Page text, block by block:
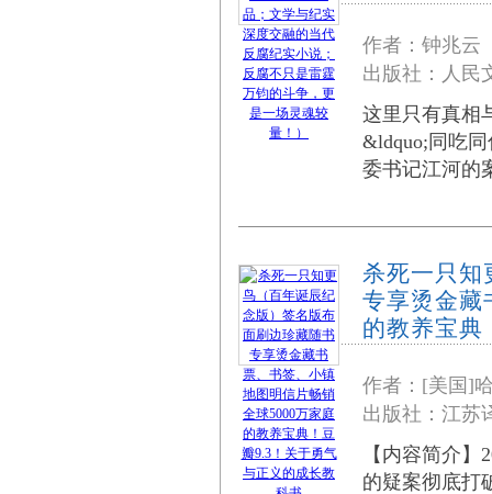
作者：钟兆云
出版社：人
这里只有真相
&ldquo;同吃
委书记江河的
杀死一只知
专享烫金藏
的教养宝典
作者：[美国]
出版社：江
【内容简介
的疑案彻底打